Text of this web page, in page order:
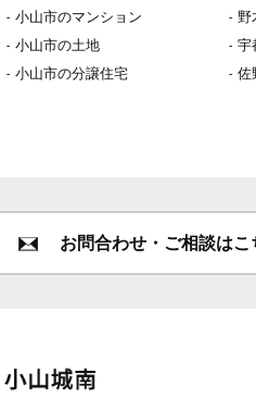
小山市のマンション
小山市の土地
小山市の分譲住宅
野
宇
佐
お問合わせ・ご相談はこ